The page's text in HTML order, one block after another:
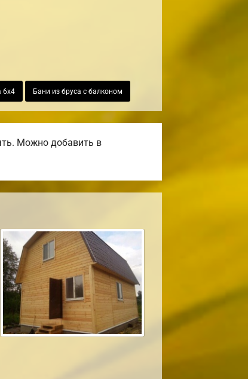
6х4 Бани из бруса с балконом
Можно добавить в